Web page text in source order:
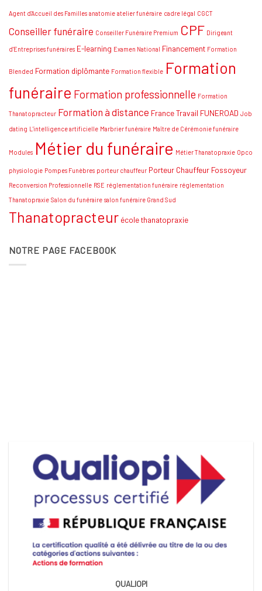
national
thanatopraxie
Conseils
Agent d'Accueil des Familles anatomie atelier funéraire cadre légal CGCT
Conseiller funéraire Conseiller Funéraire Premium CPF Dirigeant
d'Entreprises funéraires E-learning Examen National Financement Formation
Blended Formation diplômante Formation flexible Formation
funéraire Formation professionnelle Formation
Thanatopracteur Formation à distance France Travail FUNEROAD Job
dating L'intelligence artificielle Marbrier funéraire Maître de Cérémonie funéraire
Modules Métier du funéraire Métier Thanatopraxie Opco
physiologie Pompes Funèbres porteur chauffeur Porteur Chauffeur Fossoyeur
Reconversion Professionnelle RSE réglementation funéraire réglementation
Thanatopraxie Salon du funéraire salon funéraire Grand Sud
Thanatopracteur école thanatopraxie
NOTRE PAGE FACEBOOK
QUALIOPI